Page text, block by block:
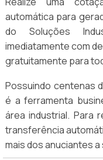
automática para
do Soluções
imediatamente com
gratuitamente para
Possuindo centenas
é a ferramenta
área industrial. Para
transferência
mais dos anuciantes a